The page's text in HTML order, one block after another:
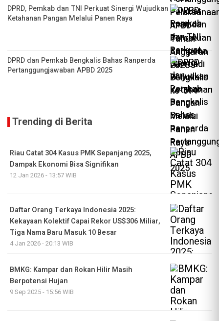
DPRD, Pemkab dan TNI Perkuat Sinergi Wujudkan
Ketahanan Pangan Melalui Panen Raya
DPRD dan Pemkab Bengkalis Bahas Ranperda
Pertanggungjawaban APBD 2025
Trending di Berita
Riau Catat 304 Kasus PMK Sepanjang 2025,
Dampak Ekonomi Bisa Signifikan
12 Jan 2026 - 13:57 WIB
Daftar Orang Terkaya Indonesia 2025:
Kekayaan Kolektif Capai Rekor US$306 Miliar,
Tiga Nama Baru Masuk 10 Besar
4 Jan 2026 - 20:13 WIB
BMKG: Kampar dan Rokan Hilir Masih
Berpotensi Hujan
9 Sep 2025 - 15:56 WIB